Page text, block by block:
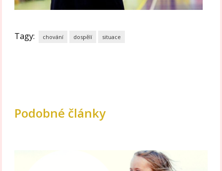
Tagy: chování dospělí situace
Podobné články